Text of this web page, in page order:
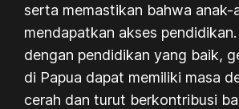
serta memastikan bahwa anak-
mendapatkan akses
dengan pendidikan yang baik,
di Papua dapat memiliki masa
cerah dan turut berkontribusi